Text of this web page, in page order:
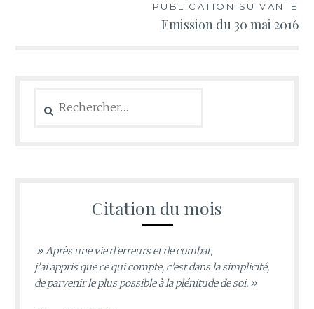
PUBLICATION SUIVANTE
Emission du 30 mai 2016
Citation du mois
» Après une vie d’erreurs et de combat,
j’ai appris que ce qui compte, c’est dans la simplicité,
de parvenir le plus possible à la plénitude de soi. »